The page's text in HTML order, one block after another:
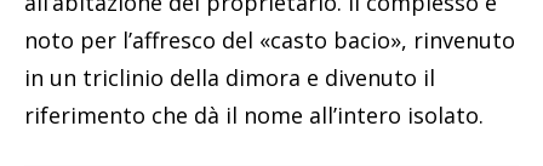
noto per l’affresco del «casto bacio», rinvenuto
in un triclinio della dimora e divenuto il
riferimento che dà il nome all’intero isolato.